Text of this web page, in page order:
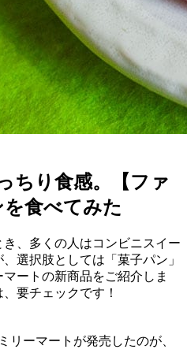
ちり食感。【ファ
を食べてみた
、多くの人はコンビニスイー
選択肢としては「菓子パン」
ートの新商品をご紹介しま
要チェックです！
リーマートが発売したのが、